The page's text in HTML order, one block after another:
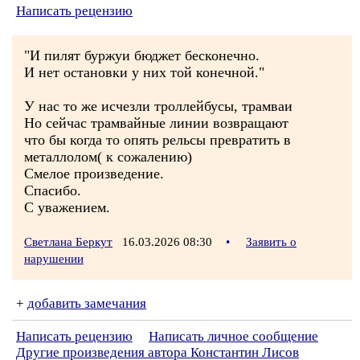
Написать рецензию
"И пилят буржуи бюджет бесконечно.
И нет остановки у них той конечной."
У нас то же исчезли троллейбусы, трамваи
Но сейчас трамвайные линии возвращают
что бы когда то опять рельсы превратить в
металлолом( к сожалению)
Смелое произведение.
Спасибо.
С уважением.
Светлана Беркут 16.03.2026 08:30 •
Заявить о
нарушении
+ добавить замечания
Написать рецензию
Написать личное сообщение
Другие произведения автора Константин Лисов